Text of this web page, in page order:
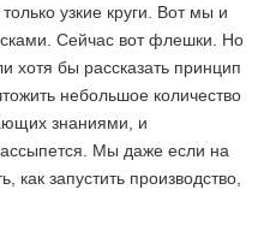
узкие круги. Вот мы и
Сейчас вот флешки. Но
бы рассказать принцип
небольшое количество
знаниями, и
Мы даже если на
как запустить производство,